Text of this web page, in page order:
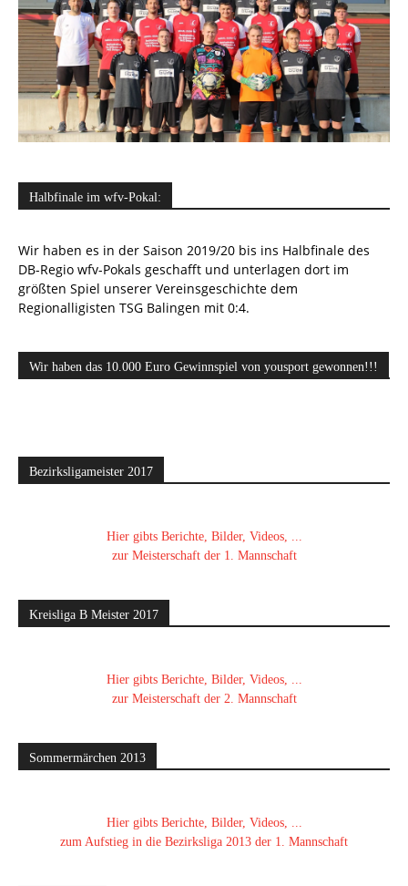
Halbfinale im wfv-Pokal:
Wir haben es in der Saison 2019/20 bis ins Halbfinale des
DB-Regio wfv-Pokals geschafft und unterlagen dort im
größten Spiel unserer Vereinsgeschichte dem
Regionalligisten TSG Balingen mit 0:4.
Wir haben das 10.000 Euro Gewinnspiel von yousport gewonnen!!!
Bezirksligameister 2017
Hier gibts Berichte, Bilder, Videos, ...
zur Meisterschaft der 1. Mannschaft
Kreisliga B Meister 2017
Hier gibts Berichte, Bilder, Videos, ...
zur Meisterschaft der 2. Mannschaft
Sommermärchen 2013
Hier gibts Berichte, Bilder, Videos, ...
zum Aufstieg in die Bezirksliga 2013 der 1. Mannschaft